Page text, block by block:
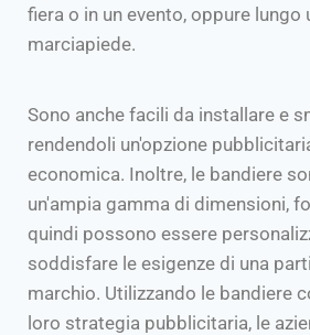
fiera o in un evento, oppure lungo
marciapiede.
Sono anche facili da installare e
rendendoli un'opzione
economica. Inoltre, le bandiere
un'ampia gamma di dimensioni,
quindi possono essere
soddisfare le esigenze di una
marchio. Utilizzando le bandiere
loro strategia pubblicitaria, le